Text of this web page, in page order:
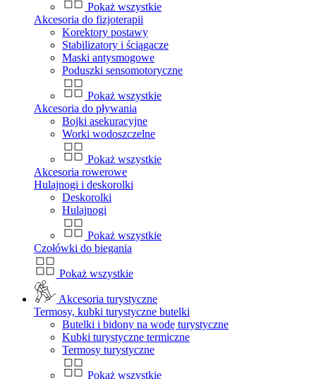
Pokaż wszystkie
Akcesoria do fizjoterapii
Korektory postawy
Stabilizatory i ściągacze
Maski antysmogowe
Poduszki sensomotoryczne
Pokaż wszystkie
Akcesoria do pływania
Bojki asekuracyjne
Worki wodoszczelne
Pokaż wszystkie
Akcesoria rowerowe
Hulajnogi i deskorolki
Deskorolki
Hulajnogi
Pokaż wszystkie
Czołówki do biegania
Pokaż wszystkie
Akcesoria turystyczne
Termosy, kubki turystyczne butelki
Butelki i bidony na wodę turystyczne
Kubki turystyczne termiczne
Termosy turystyczne
Pokaż wszystkie